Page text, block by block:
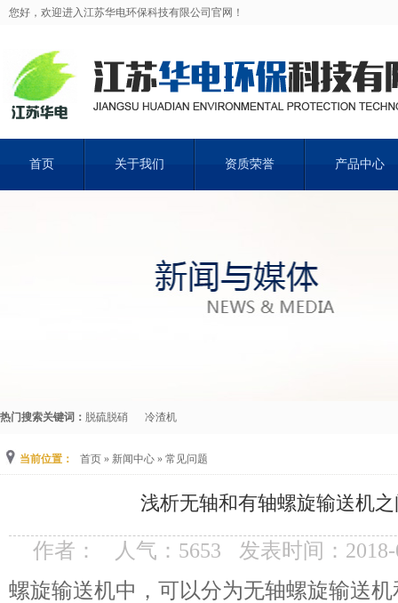
您好，欢迎进入江苏华电环保科技有限公司官网！
首页 关于我们 资质荣誉 产品中心
热门搜索关键词： 脱硫脱硝 冷渣机
当前位置： 首页 » 新闻中心 » 常见问题
浅析无轴和有轴螺旋输送机
作者： 人气： 5653
发表时间：
螺旋输送机中，可以分为无轴螺旋输送